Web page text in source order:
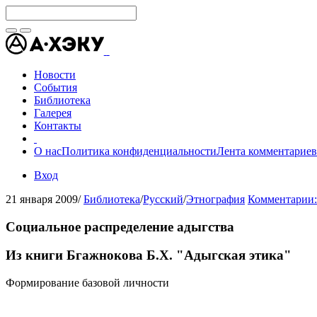
Новости
События
Библиотека
Галерея
Контакты
О насПолитика конфиденциальностиЛента комментариев
Вход
21 января 2009/ Библиотека/Русский/Этнография
Социальное распределение адыгства
Из книги Бгажнокова Б.Х. "Адыгская этика"
Формирование базовой личности